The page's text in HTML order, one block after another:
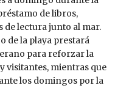
de libros,
de lectura junto al mar.
de la playa prestará
para reforzar la
visitantes, mientras que
los domingos por la